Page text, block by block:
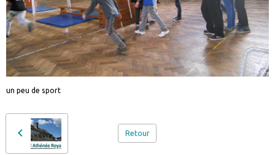
un peu de sport
Retour